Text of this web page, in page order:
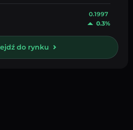
0.1997
0.3%
do rynku